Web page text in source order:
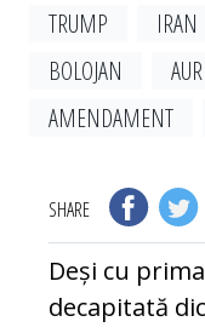
TRUMP
IRAN
BOLOJAN
AUR
AMENDAMENT
SHARE
Deși cu
decapitată